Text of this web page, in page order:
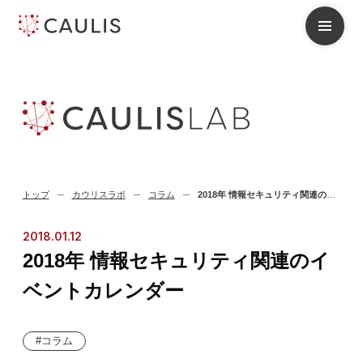
トップ カウリスラボ コラム 2018年 情報セキュリティ関連のイベントカレンダー
2018.01.12
2018年 情報セキュリティ関連のイ
ベントカレンダー
コラム